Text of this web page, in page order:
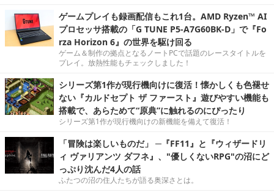
ゲームプレイも録画配信もこれ1台。AMD Ryzen™ AI
プロセッサ搭載の「G TUNE P5-A7G60BK-D」で『Fo
rza Horizon 6』の世界を駆け回る
ゲーム＆制作の拠点となるノートPCで話題のレースタイトルを
プレイ。放熱性能もチェックしました！
シリーズ第1作が現行機向けに復活！懐かしくも色褪せ
ない『カルドセプト ザ ファースト』遊びやすい機能も
搭載で、あらためて“原典”に触れるのにぴったり
シリーズ第1作が現行機向けの新機能を備えて復活！
「冒険は楽しいものだ」 ─『FF11』と『ウィザードリ
ィ ヴァリアンツ ダフネ』、"優しくないRPG"の沼にど
っぷり沈んだ4人の話
ふたつの沼の住人たちが語る奥深さとは。